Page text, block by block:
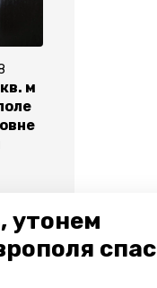
утонем
спас
м